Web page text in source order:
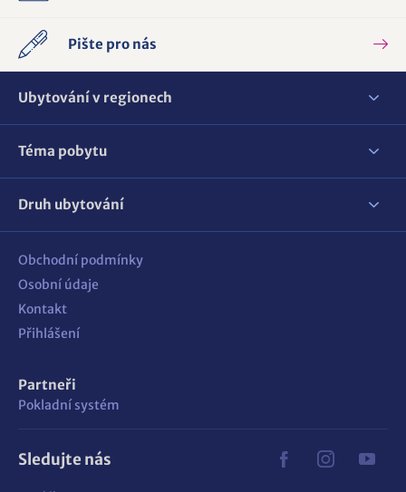
Pište pro nás
Ubytování v regionech
Téma pobytu
Druh ubytování
Obchodní podmínky
Osobní údaje
Kontakt
Přihlášení
Partneři
Pokladní systém
Sledujte nás